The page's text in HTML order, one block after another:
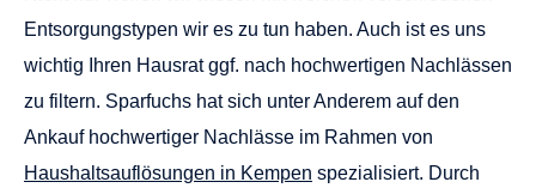
Entsorgungstypen wir es zu tun haben. Auch ist es uns
wichtig Ihren Hausrat ggf. nach hochwertigen Nachlässen
zu filtern. Sparfuchs hat sich unter Anderem auf den
Ankauf hochwertiger Nachlässe im Rahmen von
Haushaltsauflösungen in Kempen spezialisiert. Durch